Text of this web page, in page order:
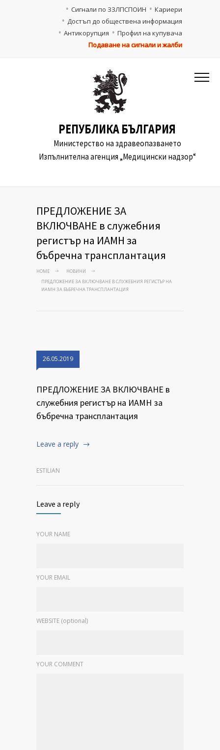
Кариери
Сигнали по ЗЗЛПСПОИН
Достъп до обществена информация
Профил на купувача
Антикорупция
Подаване на сигнали и жалби
РЕПУБЛИКА БЪЛГАРИЯ
Министерство на здравеопазването
Изпълнителна агенция „Медицински надзор“
ПРЕДЛОЖЕНИЕ ЗА
ВКЛЮЧВАНЕ в служебния
регистър на ИАМН за
бъбречна трансплантация
HOME
НОВИНИ
ПРЕДЛОЖЕНИЕ ЗА ВКЛЮЧВАНЕ В СЛУЖЕБНИЯ РЕГИСТЪР НА
ИАМН ЗА БЪБРЕЧНА ТРАНСПЛАНТАЦИЯ
26.05.2019
ПРЕДЛОЖЕНИЕ ЗА ВКЛЮЧВАНЕ в
служебния регистър на ИАМН за
бъбречна трансплантация
Leave a reply
ESTILIAN
Leave a reply
YOUR NAME
YOUR EMAIL
WEBSITE (optional)
YOUR COMMENT